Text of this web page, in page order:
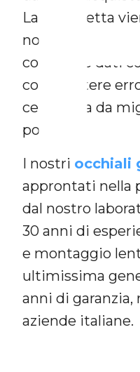
La tua ricetta
nostri ottici e
compilare dati
commettere
certificata da
positive.
I nostri occhiali
approntati nella
dal nostro
30 anni di
e montaggio
ultimissima
anni di
aziende italiane.